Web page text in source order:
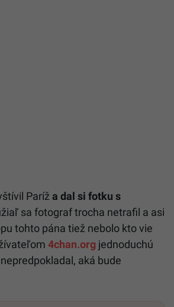
Paríž a dal si fotku s
sa fotograf trocha netrafil a asi
tohto pána tiež nebolo kto vie
4chan.org jednoduchú
aká bude